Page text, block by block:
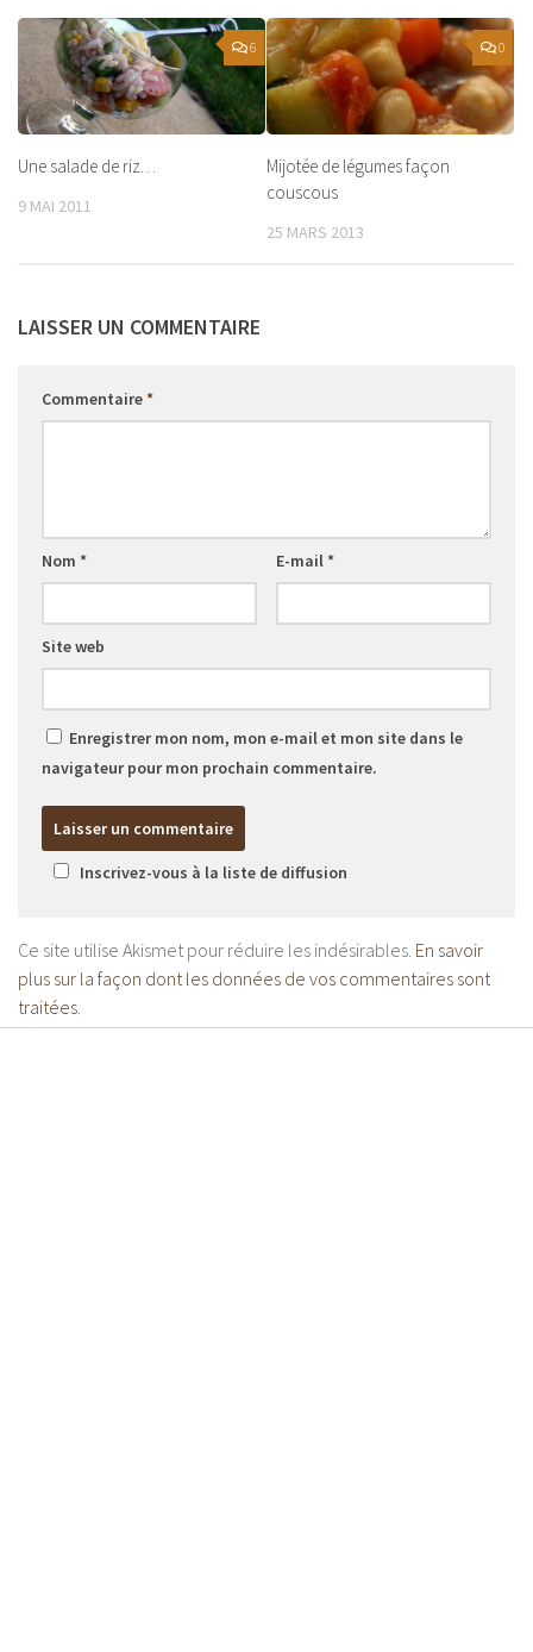
6
Une salade de riz…
9 MAI 2011
0
Mijotée de légumes façon
couscous
25 MARS 2013
LAISSER UN COMMENTAIRE
Commentaire*
Nom * E-mail*
Site web
Enregistrer mon nom, mon e-mail et mon site dans le
navigateur pour mon prochain commentaire.
Inscrivez-vous à la liste de diffusion
Ce site utilise Akismet pour réduire les indésirables. En savoir
plus sur la façon dont les données de vos commentaires sont
traitées.